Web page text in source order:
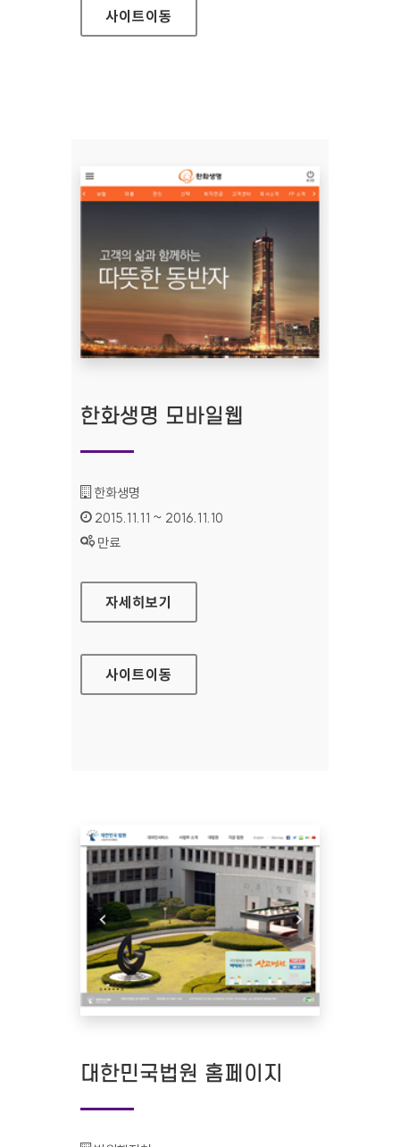
사이트이동
한화생명 모바일웹
기관명 :
한화생명
인증기간 :
2015.11.11 ~ 2016.11.10
상태 :
만료
한화생명 모바일웹
자세히보기
사이트이동
대한민국법원 홈페이지